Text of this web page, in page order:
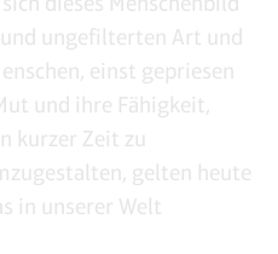
ungefilterten Art und
einst gepriesen
und ihre Fähigkeit,
kurzer Zeit zu
gelten heute
in unserer Welt